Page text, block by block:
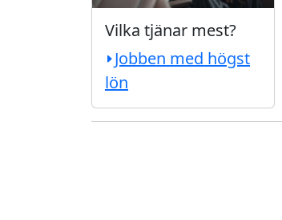
Vilka tjänar mest?
Jobben med högst
lön